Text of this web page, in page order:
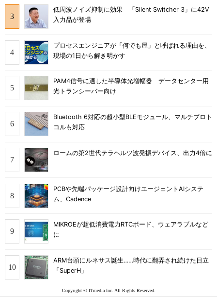
低周波ノイズ抑制に効果 「Silent Switcher 3」に42V
入力品が登場
プロセスエンジニアが「何でも屋」と呼ばれる理由を、
現場の1日から解き明かす
PAM4信号に適した半導体光増幅器 データセンター用
光トランシーバー向け
Bluetooth 6対応の超小型BLEモジュール、マルチプロト
コルも対応
ロームの第2世代テラヘルツ波発振デバイス、出力4倍に
PCBや先端パッケージ設計向けエージェントAIシステ
ム、Cadence
MIKROEが超低消費電力RTCボード、ウェアラブルなど
に
ARM台頭にルネサス誕生……時代に翻弄され続けた日立
「SuperH」
Copyright © ITmedia Inc. All Rights Reserved.